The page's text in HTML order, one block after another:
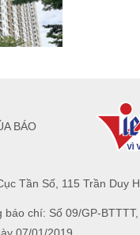
Tần Số, 115 Trần Duy
báo chí: Số 09/GP-
07/01/2019.
BÁO